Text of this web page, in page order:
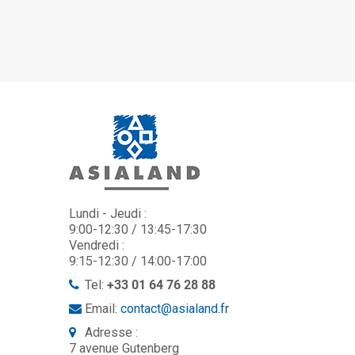
Lundi - Jeudi :
9:00-12:30 / 13:45-17:30
Vendredi :
9:15-12:30 / 14:00-17:00
Tel: +33 01 64 76 28 88
Email: contact@asialand.fr
Adresse :
7 avenue Gutenberg